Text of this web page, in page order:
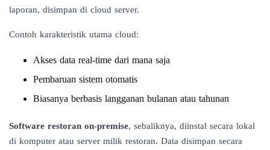
laporan, disimpan di cloud server.
Contoh karakteristik utama cloud:
Akses data real-time dari mana saja
Pembaruan sistem otomatis
Biasanya berbasis langganan bulanan atau tahunan
Software restoran on-premise, sebaliknya, diinstal secara lokal
di komputer atau server milik restoran. Data disimpan secara